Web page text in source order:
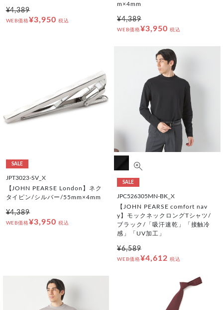
¥4,389
WEB価格¥3,950 税込
m×4mm
¥4,389
WEB価格¥3,950 税込
SALE
JPT3023-SV_X
【JOHN PEARSE London】ネク
タイピン/シルバー/55mm×4mm
¥4,389
WEB価格¥3,950 税込
SALE
JPC526305MN-BK_X
【JOHN PEARSE comfort nav
y】モックネックロングTシャツ/
ブラック/「吸汗速乾」「接触冷
感」「UV加工」
¥6,589
WEB価格¥4,612 税込